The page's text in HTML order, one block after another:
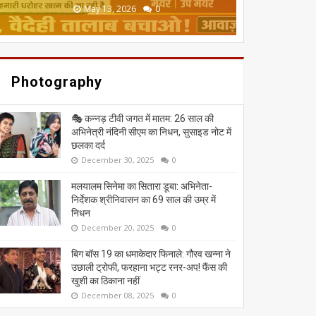
July 19, 2026 0
July 12, 2026 0
July 03, 2026 0
June 20, 2026 0
May 13, 2026 0
Photography
🎭 कन्नड़ टीवी जगत में मातम: 26 साल की
अभिनेत्री नंदिनी सीएम का निधन, सुसाइड नोट में
छलका दर्द
December 30, 2025 0
मलयालम सिनेमा का सितारा डूबा: अभिनेता-
निर्देशक श्रीनिवासन का 69 साल की उम्र में
निधन
December 20, 2025 0
बिग बॉस 19 का धमाकेदार फिनाले: गौरव खन्ना ने
उछाली ट्रोफी, फरहाना भट्ट रनर-अप! फैंस की
खुशी का ठिकाना नहीं
December 08, 2025 0